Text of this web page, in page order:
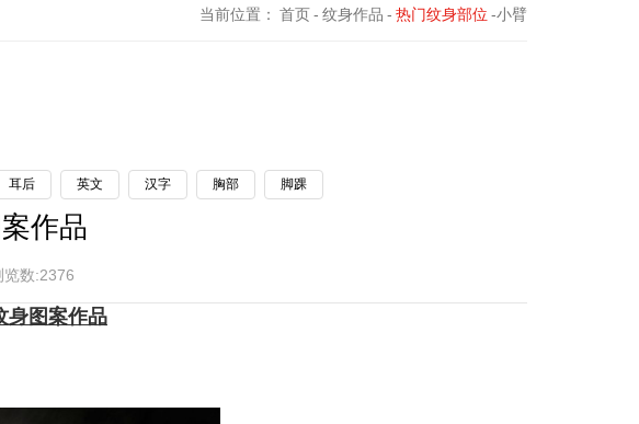
当前位置： 首页- 纹身作品 - 热门纹身部位 -小臂
耳后 英文 汉字 胸部 脚踝
作品
数:2376
身图案作品